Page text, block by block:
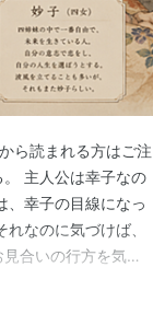
ら読まれる方はご注
主人公は幸子なの
、幸子の目線になっ
なのに気づけば、
合いの行方を気に
雪』には大きな事